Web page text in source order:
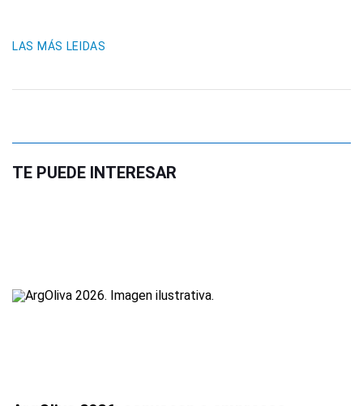
LAS MÁS LEIDAS
TE PUEDE INTERESAR